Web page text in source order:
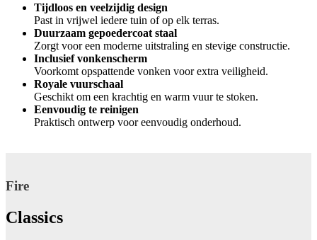
Tijdloos en veelzijdig design
Past in vrijwel iedere tuin of op elk terras.
Duurzaam gepoedercoat staal
Zorgt voor een moderne uitstraling en stevige constructie.
Inclusief vonkenscherm
Voorkomt opspattende vonken voor extra veiligheid.
Royale vuurschaal
Geschikt om een krachtig en warm vuur te stoken.
Eenvoudig te reinigen
Praktisch ontwerp voor eenvoudig onderhoud.
Fire
Classics